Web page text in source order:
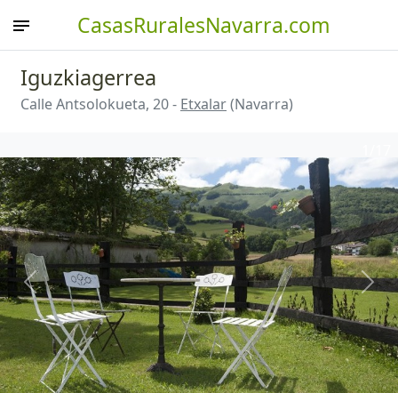
CasasRuralesNavarra.com
Iguzkiagerrea
Calle Antsolokueta, 20 - Etxalar(Navarra)
Anterior